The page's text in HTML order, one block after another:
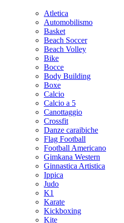
Atletica
Automobilismo
Basket
Beach Soccer
Beach Volley
Bike
Bocce
Body Building
Boxe
Calcio
Calcio a 5
Canottaggio
Crossfit
Danze caraibiche
Flag Football
Football Americano
Gimkana Western
Ginnastica Artistica
Ippica
Judo
K1
Karate
Kickboxing
Kite